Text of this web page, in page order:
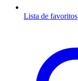
Lista de favoritos